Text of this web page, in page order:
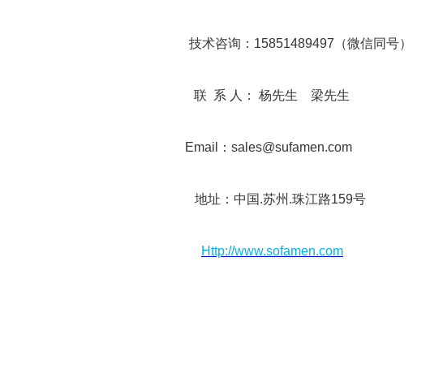
66673578 技术咨询：15851489497（微信同号）
（微信同号） 联 系 人： 杨先生 梁先生
杨小姐 Email：sales@sufamen.com
咨询服务； 地址：中国.苏州.珠江路159号
微信沟通交流； Http://www.sofamen.com